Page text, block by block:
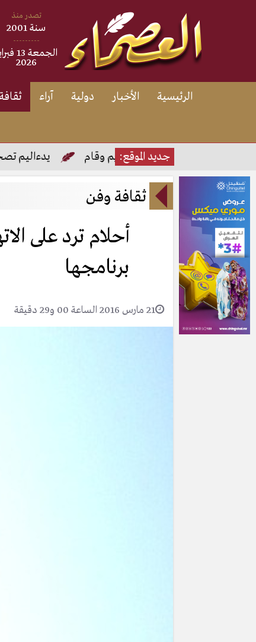
تصدر منذ
سنة 2001
---------
الجمعة 13
2026
الرئيسية الأخبار دولية آراء
جديد الموقع: يدءاليم تصحيح الافراج عن مريم وقام
ثقافة وفن
أحلام ترد على
برنامجها
21 مارس 2016 الساعة 00 و29 دقيقة